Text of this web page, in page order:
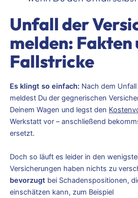
Unfall der
melden: Fakten
Fallstricke
Es klingt so einfach: Nach dem
meldest Du der gegnerischen
Deinem Wagen und legst den
Werkstatt vor – anschließend
ersetzt.
Doch so läuft es leider in den
Versicherungen haben nichts zu
bevorzugt bei Schadenspositionen,
einschätzen kann, zum Beispiel